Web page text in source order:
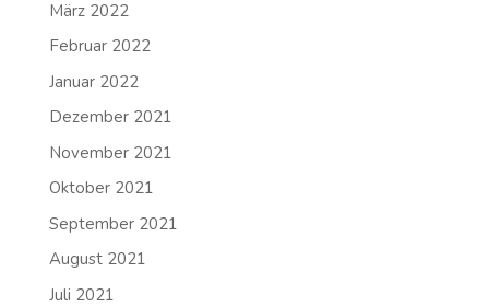
März 2022
Februar 2022
Januar 2022
Dezember 2021
November 2021
Oktober 2021
September 2021
August 2021
Juli 2021